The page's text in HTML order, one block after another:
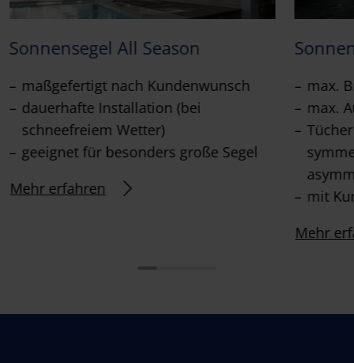
Sonnensegel All Season
maßgefertigt nach Kundenwunsch
dauerhafte Installation (bei
schneefreiem Wetter)
geeignet für besonders große Segel
Mehr erfahren
max.
max.
mit
Mehr